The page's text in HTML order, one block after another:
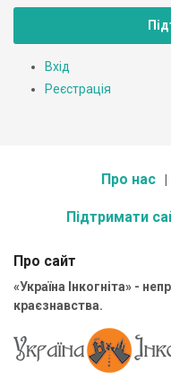
Вхід
Реєстрація
Про нас
Підтримати
Про сайт
«Україна Інкогніта» -
краєзнавства.